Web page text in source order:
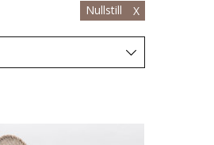
Nullstill X